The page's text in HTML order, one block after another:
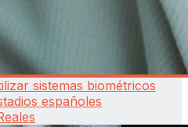
sistemas biométricos
españoles